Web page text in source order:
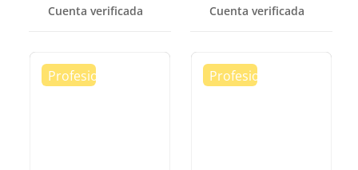
Cuenta verificada Cuenta verificada